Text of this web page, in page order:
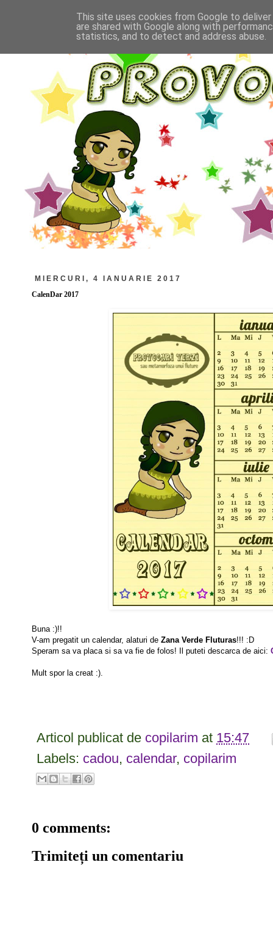
MIERCURI, 4 IANUARIE 2017
CalenDar 2017
Buna :)!!
V-am pregatit un calendar, alaturi de Zana Verde Fluturas!!! :D
Speram sa va placa si sa va fie de folos! Il puteti descarca de aici:
Mult spor la creat :).
Articol publicat de copilarim at 15:47
Labels: cadou, calendar, copilarim
0 comments:
Trimiteți un comentariu
This site uses cookies from Google to
are shared with Google along with
statistics, and to detect and address abuse.